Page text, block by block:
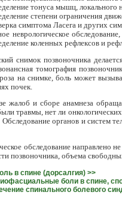
тонуса мышц, локального
степени ограничения
симптома Ласега и других
неврологическое
коленных рефлексов и
снимок позвоночника
томография
на снимке, боль может
почек.
жалоб и сборе анамнеза
травмы, нет ли
Обследование органов и систем
обследование направлено
позвоночника, объема
в спине (дорсалгия) >>
боли в спине,
спинального болевого